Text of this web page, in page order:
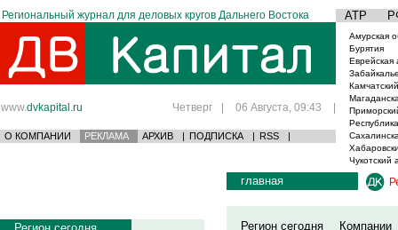
Региональный журнал для деловых кругов Дальнего Востока АТР
www.dvkapital.ru Четверг | 06 Августа, 09:43 |
О КОМПАНИИ РЕКЛАМА АРХИВ | ПОДПИСКА | RSS |
Амурская
Бурятия
Еврейская
Чукотский
главная
Регион сегодня
Компании